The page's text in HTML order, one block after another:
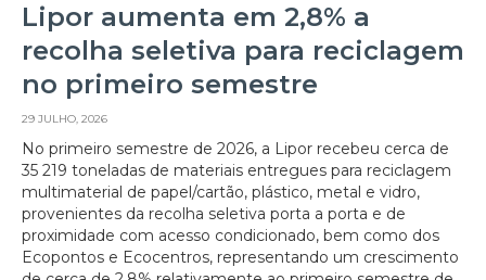
Lipor aumenta em 2,8% a
recolha seletiva para reciclagem
no primeiro semestre
29 JULHO, 2026
No primeiro semestre de 2026, a Lipor recebeu cerca de
35 219 toneladas de materiais entregues para reciclagem
multimaterial de papel/cartão, plástico, metal e vidro,
provenientes da recolha seletiva porta a porta e de
proximidade com acesso condicionado, bem como dos
Ecopontos e Ecocentros, representando um crescimento